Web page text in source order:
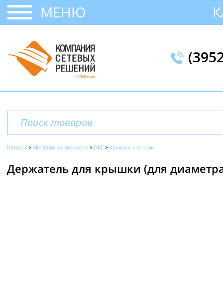
МЕНЮ
Каталог Металлические лотки DKC Крышки к лоткам
Держатель для крышки (для